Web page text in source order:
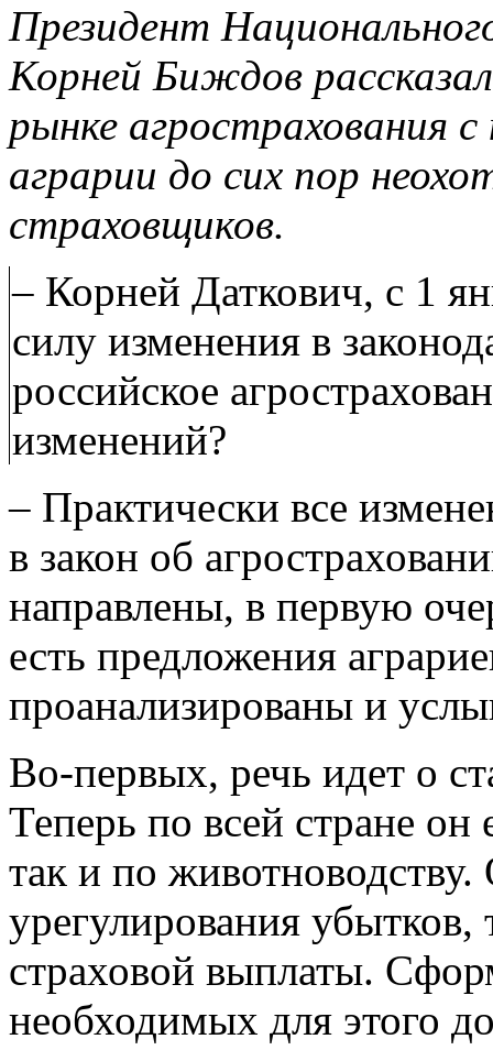
Президент
Корней Биждов
рынке агрострахования
аграрии до сих пор
страховщиков.
– Корней Даткович, с 1
силу изменения в
российское
изменений?
– Практически все
в закон об
направлены, в первую
есть предложения
проанализированы и
Во-первых, речь идет о
Теперь по всей стране он
так и по
урегулирования убытков,
страховой выплаты.
необходимых для этого